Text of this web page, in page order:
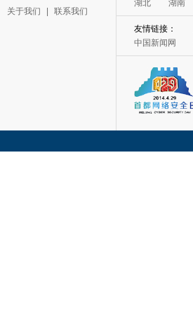
关于我们 联系我们
湖北
湖南
友情链接：
中国新闻网